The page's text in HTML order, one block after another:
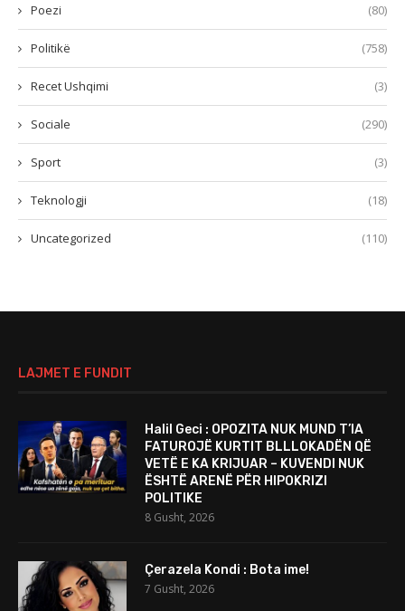
Poezi (80)
Politikë (758)
Recet Ushqimi (3)
Sociale (290)
Sport (3)
Teknologji (18)
Uncategorized (110)
LAJMET E FUNDIT
Halil Geci : OPOZITA NUK MUND T’IA
FATUROJË KURTIT BLLLOKADËN QË
VETË E KA KRIJUAR – KUVENDI NUK
ËSHTË ARENË PËR HIPOKRIZI
POLITIKE
8 Gusht, 2026
Çerazela Kondi : Bota ime!
7 Gusht, 2026